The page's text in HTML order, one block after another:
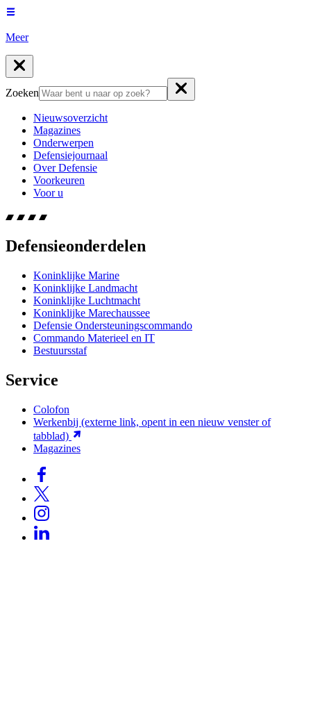
Meer
Zoeken
Nieuwsoverzicht
Magazines
Onderwerpen
Defensiejournaal
Over Defensie
Voorkeuren
Voor u
Defensieonderdelen
Koninklijke Marine
Koninklijke Landmacht
Koninklijke Luchtmacht
Koninklijke Marechaussee
Defensie Ondersteuningscommando
Commando Materieel en IT
Bestuursstaf
Service
Colofon
Werkenbij (externe link, opent in een nieuw venster of
tabblad)
Magazines